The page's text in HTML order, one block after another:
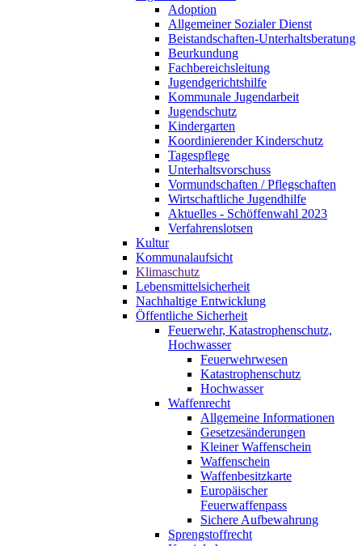
Adoption
Allgemeiner Sozialer Dienst
Beistandschaften-Unterhaltsberatung
Beurkundung
Fachbereichsleitung
Jugendgerichtshilfe
Kommunale Jugendarbeit
Jugendschutz
Kindergarten
Koordinierender Kinderschutz
Tagespflege
Unterhaltsvorschuss
Vormundschaften / Pflegschaften
Wirtschaftliche Jugendhilfe
Aktuelles - Schöffenwahl 2023
Verfahrenslotsen
Kultur
Kommunalaufsicht
Klimaschutz
Lebensmittelsicherheit
Nachhaltige Entwicklung
Öffentliche Sicherheit
Feuerwehr, Katastrophenschutz,
Hochwasser
Feuerwehrwesen
Katastrophenschutz
Hochwasser
Waffenrecht
Allgemeine Informationen
Gesetzesänderungen
Kleiner Waffenschein
Waffenschein
Waffenbesitzkarte
Europäischer
Feuerwaffenpass
Sichere Aufbewahrung
Sprengstoffrecht